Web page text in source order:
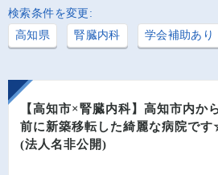
検索条件を変更:
高知県
腎臓内科 学会補助あり
【高知市×腎臓内科】高知市内か
前に新築移転した綺麗な病院で
(法人名非公開)